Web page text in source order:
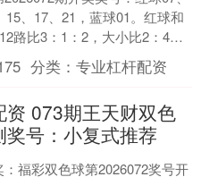
15、17、21，蓝球01。红球和
路比3：1：2，大小比2：4。
小数号码01。 红....
分类：专业杠杆配资
资 073期王天财双色
奖号：小复式推荐
：福彩双色球第2026072奖号开